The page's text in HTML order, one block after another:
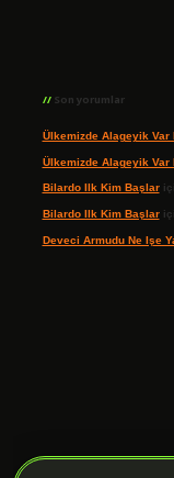
Son yorumlar
Ülkemizde Alageyik Var
Ülkemizde Alageyik Var
Bilardo Ilk Kim Başlar
Bilardo Ilk Kim Başlar
Deveci Armudu Ne Işe